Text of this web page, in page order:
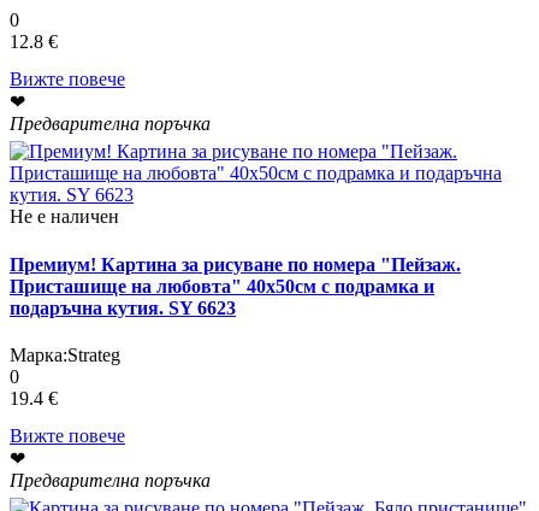
0
12.8 €
Вижте повече
❤
Предварителна поръчка
Не е наличен
Премиум! Картина за рисуване по номера "Пейзаж.
Присташище на любовта" 40х50см с подрамка и
подаръчна кутия. SY 6623
Марка:Strateg
0
19.4 €
Вижте повече
❤
Предварителна поръчка